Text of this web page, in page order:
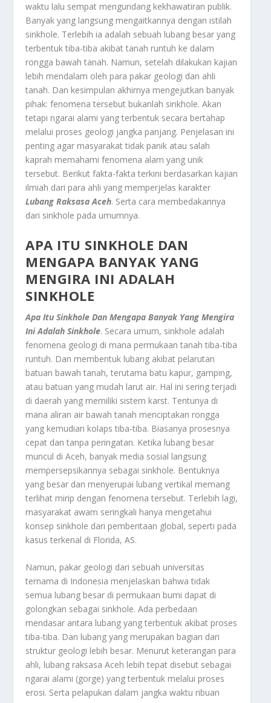
waktu lalu sempat mengundang kekhawatiran publik.
Banyak yang langsung mengaitkannya dengan istilah
sinkhole. Terlebih ia adalah sebuah lubang besar yang
terbentuk tiba-tiba akibat tanah runtuh ke dalam
rongga bawah tanah. Namun, setelah dilakukan kajian
lebih mendalam oleh para pakar geologi dan ahli
tanah. Dan kesimpulan akhirnya mengejutkan banyak
pihak: fenomena tersebut bukanlah sinkhole. Akan
tetapi ngarai alami yang terbentuk secara bertahap
melalui proses geologi jangka panjang. Penjelasan ini
penting agar masyarakat tidak panik atau salah
kaprah memahami fenomena alam yang unik
tersebut. Berikut fakta-fakta terkini berdasarkan kajian
ilmiah dari para ahli yang memperjelas karakter
Lubang Raksasa Aceh. Serta cara membedakannya
dari sinkhole pada umumnya.
APA ITU SINKHOLE DAN
MENGAPA BANYAK YANG
MENGIRA INI ADALAH
SINKHOLE
Apa Itu Sinkhole Dan Mengapa Banyak Yang Mengira
Ini Adalah Sinkhole. Secara umum, sinkhole adalah
fenomena geologi di mana permukaan tanah tiba-tiba
runtuh. Dan membentuk lubang akibat pelarutan
batuan bawah tanah, terutama batu kapur, gamping,
atau batuan yang mudah larut air. Hal ini sering terjadi
di daerah yang memiliki sistem karst. Tentunya di
mana aliran air bawah tanah menciptakan rongga
yang kemudian kolaps tiba-tiba. Biasanya prosesnya
cepat dan tanpa peringatan. Ketika lubang besar
muncul di Aceh, banyak media sosial langsung
mempersepsikannya sebagai sinkhole. Bentuknya
yang besar dan menyerupai lubang vertikal memang
terlihat mirip dengan fenomena tersebut. Terlebih lagi,
masyarakat awam seringkali hanya mengetahui
konsep sinkhole dari pemberitaan global, seperti pada
kasus terkenal di Florida, AS.
Namun, pakar geologi dari sebuah universitas
ternama di Indonesia menjelaskan bahwa tidak
semua lubang besar di permukaan bumi dapat di
golongkan sebagai sinkhole. Ada perbedaan
mendasar antara lubang yang terbentuk akibat proses
tiba-tiba. Dan lubang yang merupakan bagian dari
struktur geologi lebih besar. Menurut keterangan para
ahli, lubang raksasa Aceh lebih tepat disebut sebagai
ngarai alami (gorge) yang terbentuk melalui proses
erosi. Serta pelapukan dalam jangka waktu ribuan